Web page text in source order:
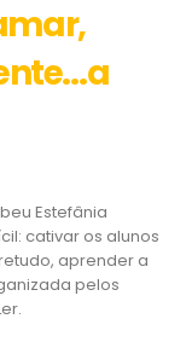
Estefânia
cativar os alunos
aprender a
pelos